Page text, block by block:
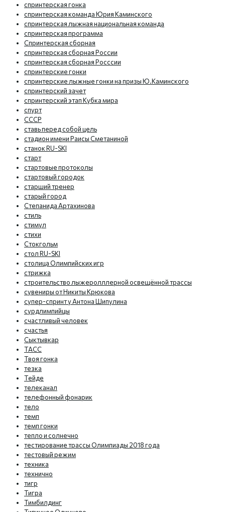
спринтерская гонка
спринтерская команда Юрия Каминского
спринтерская лыжная национальная команда
спринтерская программа
Спринтерская сборная
спринтерская сборная России
спринтерская сборная Росссии
спринтерские гонки
спринтерские лыжные гонки на призы Ю.Каминского
спринтерский зачет
спринтерский этап Кубка мира
спурт
СССР
ставь перед собой цель
стадион имени Раисы Сметаниной
станок RU-SKI
старт
стартовые протоколы
стартовый городок
старший тренер
старый город
Степанида Артахинова
стиль
стимул
стихи
Стокгольм
стол RU-SKI
столица Олимпийских игр
стрижка
строительство лыжеролллерной освещённой трассы
сувениры от Никиты Крюкова
супер-спринт у Антона Шипулина
сурдлимпийцы
счастливый человек
счастья
Сыктывкар
ТАСС
Твоя гонка
тезка
Тейде
телеканал
телефонный фонарик
тело
темп
темп гонки
тепло и солнечно
тестирование трассы Олимпиады 2018 года
тестовый режим
техника
технично
тигр
Тигра
Тимбилдинг